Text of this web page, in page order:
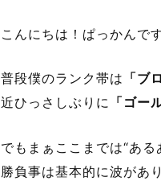
こんにちは！ぱっかんで
普段僕のランク帯は 「ブ
近ひっさしぶりに 「ゴー
でもまぁここまでは“ある
勝負事は基本的に波があ